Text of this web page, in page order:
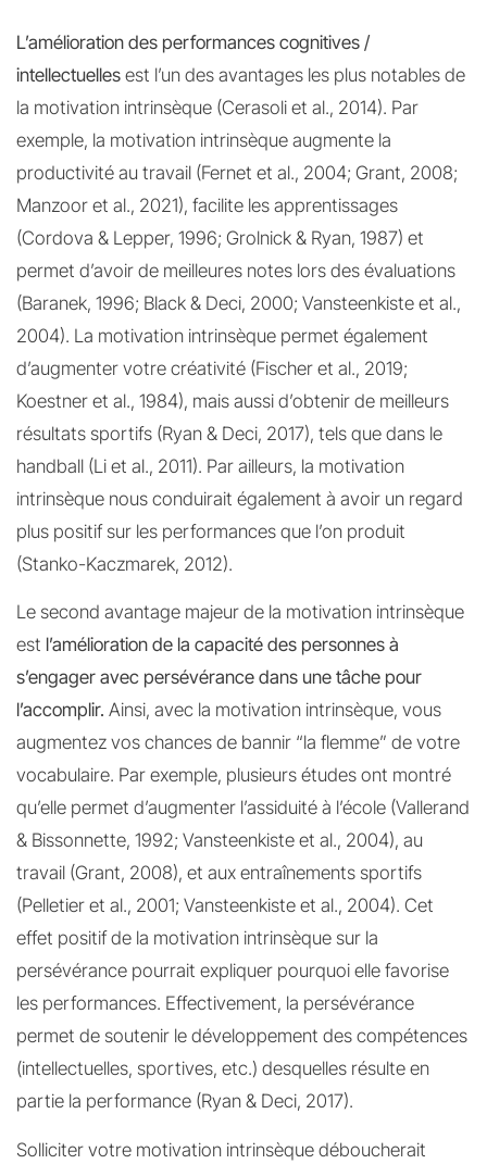
L’amélioration des performances cognitives /
intellectuelles est l’un des avantages les plus notables de
la motivation intrinsèque (Cerasoli et al., 2014). Par
exemple, la motivation intrinsèque augmente la
productivité au travail (Fernet et al., 2004; Grant, 2008;
Manzoor et al., 2021), facilite les apprentissages
(Cordova & Lepper, 1996; Grolnick & Ryan, 1987) et
permet d’avoir de meilleures notes lors des évaluations
(Baranek, 1996; Black & Deci, 2000; Vansteenkiste et al.,
2004). La motivation intrinsèque permet également
d’augmenter votre créativité (Fischer et al., 2019;
Koestner et al., 1984), mais aussi d’obtenir de meilleurs
résultats sportifs (Ryan & Deci, 2017), tels que dans le
handball (Li et al., 2011). Par ailleurs, la motivation
intrinsèque nous conduirait également à avoir un regard
plus positif sur les performances que l’on produit
(Stanko-Kaczmarek, 2012).
Le second avantage majeur de la motivation intrinsèque
est l’amélioration de la capacité des personnes à
s’engager avec persévérance dans une tâche pour
l’accomplir. Ainsi, avec la motivation intrinsèque, vous
augmentez vos chances de bannir “la flemme” de votre
vocabulaire. Par exemple, plusieurs études ont montré
qu’elle permet d’augmenter l’assiduité à l’école (Vallerand
& Bissonnette, 1992; Vansteenkiste et al., 2004), au
travail (Grant, 2008), et aux entraînements sportifs
(Pelletier et al., 2001; Vansteenkiste et al., 2004). Cet
effet positif de la motivation intrinsèque sur la
persévérance pourrait expliquer pourquoi elle favorise
les performances. Effectivement, la persévérance
permet de soutenir le développement des compétences
(intellectuelles, sportives, etc.) desquelles résulte en
partie la performance (Ryan & Deci, 2017).
Solliciter votre motivation intrinsèque déboucherait